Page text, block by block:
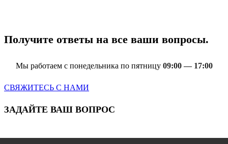
Получите ответы на все ваши вопросы.
Мы работаем с понедельника по пятницу 09:00 — 17:00
СВЯЖИТЕСЬ С НАМИ
ЗАДАЙТЕ ВАШ ВОПРОС